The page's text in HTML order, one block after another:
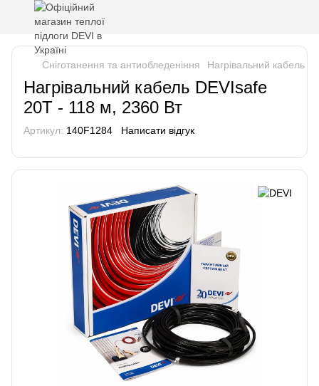
Сніготанення та антиобледеніння Нагрівальний кабель
Нагрівальний кабель DEVIsafe
20T - 118 м, 2360 Вт
Артикул: 140F1284 Написати відгук